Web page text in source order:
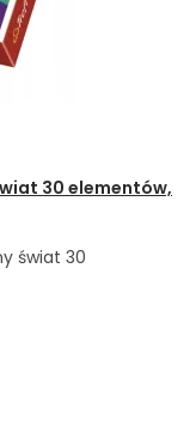
30 elementów,
świat 30